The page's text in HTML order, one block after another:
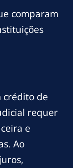
comparam
crédito de
requer
e
Ao